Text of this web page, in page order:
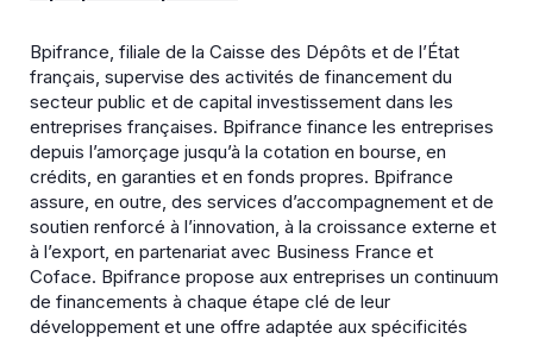
Bpifrance, filiale de la Caisse des Dépôts et de l’État
français, supervise des activités de financement du
secteur public et de capital investissement dans les
entreprises françaises. Bpifrance finance les entreprises
depuis l’amorçage jusqu’à la cotation en bourse, en
crédits, en garanties et en fonds propres. Bpifrance
assure, en outre, des services d’accompagnement et de
soutien renforcé à l’innovation, à la croissance externe et
à l’export, en partenariat avec Business France et
Coface. Bpifrance propose aux entreprises un continuum
de financements à chaque étape clé de leur
développement et une offre adaptée aux spécificités